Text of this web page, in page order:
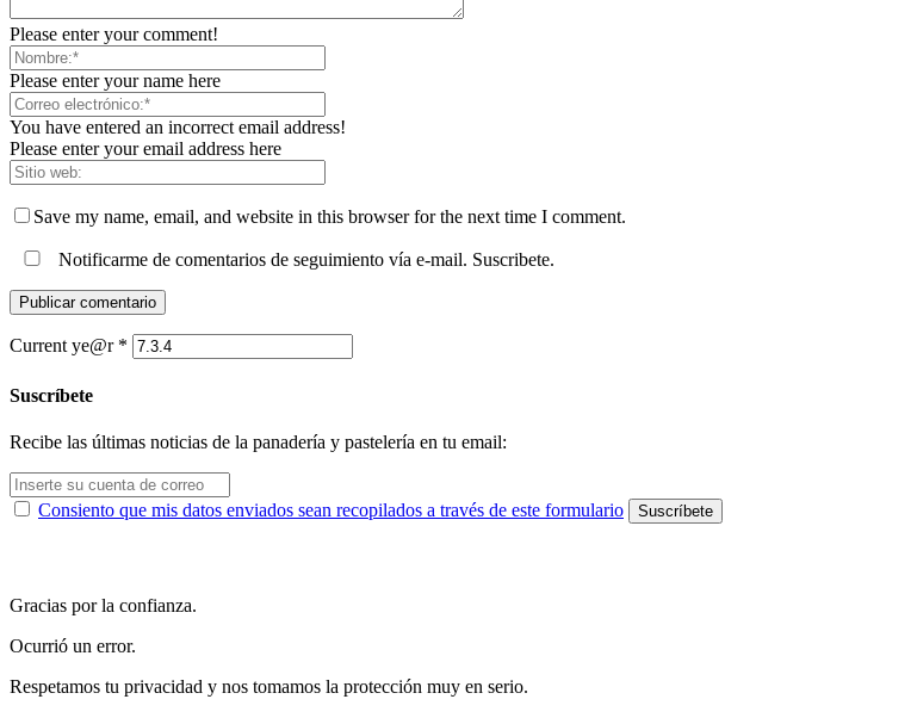
Please enter your comment!
Please enter your name here
You have entered an incorrect email address!
Please enter your email address here
Save my name, email, and website in this browser for the next time I comment.
Notificarme de comentarios de seguimiento vía e-mail. Suscribete.
Current ye@r *
Suscríbete
Recibe las últimas noticias de la panadería y pastelería en tu email:
Consiento que mis datos enviados sean recopilados a través de este formulario
Gracias por la confianza.
Ocurrió un error.
Respetamos tu privacidad y nos tomamos la protección muy en serio.